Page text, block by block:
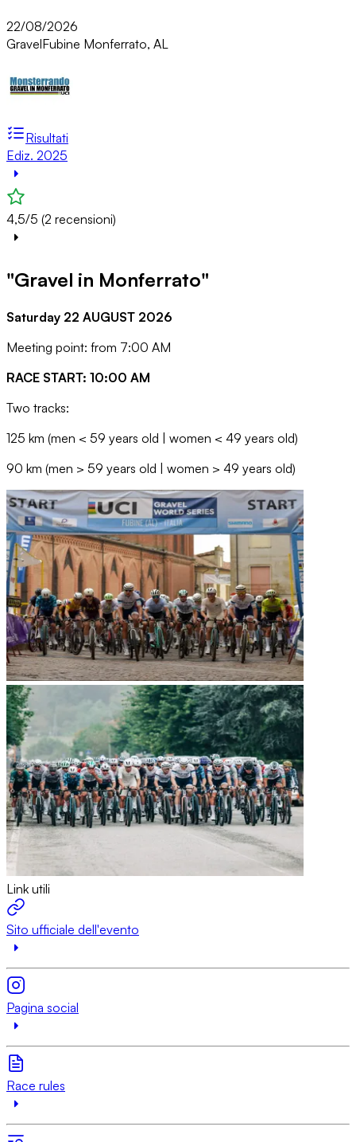
22/08/2026
GravelFubine Monferrato, AL
Risultati
Ediz. 2025
4,5/5 (2 recensioni)
"Gravel in Monferrato"
Saturday 22 AUGUST 2026
Meeting point: from 7:00 AM
RACE START: 10:00 AM
Two tracks:
125 km (men < 59 years old | women < 49 years old)
90 km (men > 59 years old | women > 49 years old)
Link utili
Sito ufficiale dell'evento
Pagina social
Race rules